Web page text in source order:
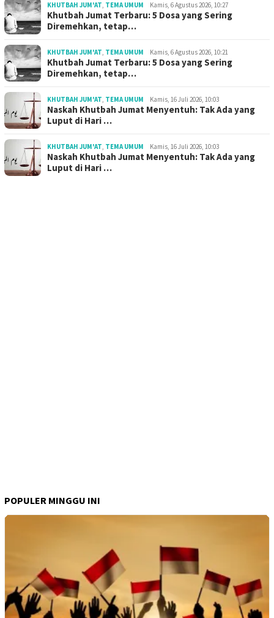
KHUTBAH JUM'AT, TEMA UMUM Kamis, 6 Agustus 2026, 10:27
Khutbah Jumat Terbaru: 5 Dosa yang Sering
Diremehkan, tetap…
KHUTBAH JUM'AT, TEMA UMUM Kamis, 6 Agustus 2026, 10:21
Khutbah Jumat Terbaru: 5 Dosa yang Sering
Diremehkan, tetap…
KHUTBAH JUM'AT, TEMA UMUM Kamis, 16 Juli 2026, 10:03
Naskah Khutbah Jumat Menyentuh: Tak Ada yang
Luput di Hari …
KHUTBAH JUM'AT, TEMA UMUM Kamis, 16 Juli 2026, 10:03
Naskah Khutbah Jumat Menyentuh: Tak Ada yang
Luput di Hari …
POPULER MINGGU INI